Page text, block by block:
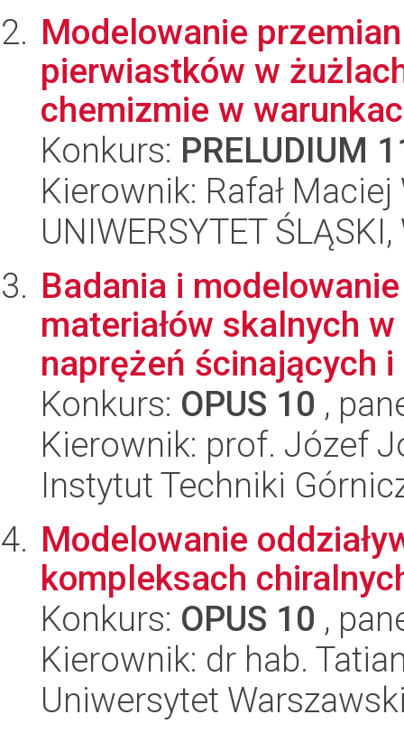
Modelowanie
pierwiastków w
chemizmie w
Konkurs: PRELUDIUM
Kierownik: Rafał
UNIWERSYTET
Badania i
materiałów skalnych
naprężeń ścinających
Konkurs: OPUS 10 ,
Kierownik: prof. Józef
Instytut Techniki
Modelowanie
kompleksach
Konkurs: OPUS 10 ,
Kierownik: dr hab.
Uniwersytet